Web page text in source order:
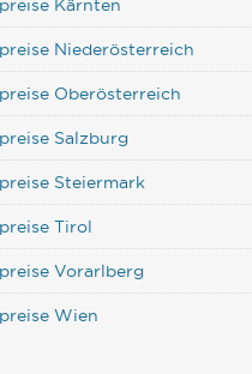
Kärnten
Niederösterreich
Oberösterreich
Salzburg
Steiermark
Tirol
Vorarlberg
Wien